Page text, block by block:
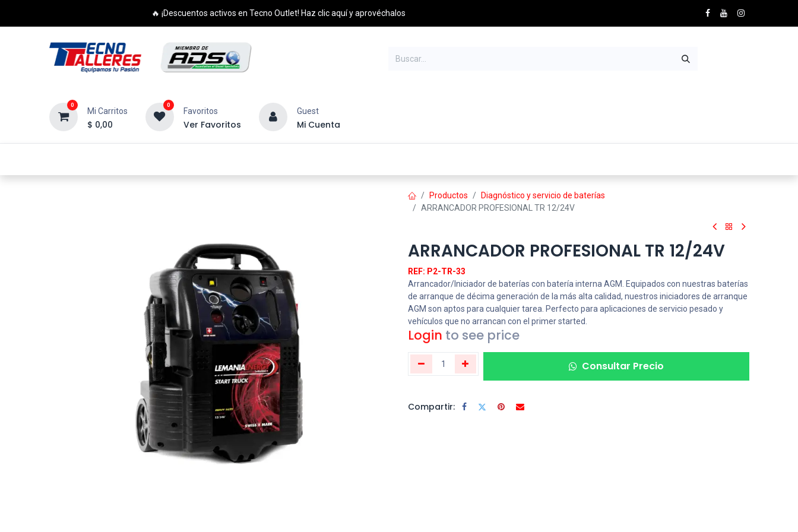
🔥 ¡Descuentos activos en Tecno Outlet! Haz clic aquí y aprovéchalos
0
Mi Carritos
$ 0,00
0
Favoritos
Ver Favoritos
Guest
Mi Cuenta
Productos
Diagnóstico y servicio de baterías
ARRANCADOR PROFESIONAL TR 12/24V
ARRANCADOR PROFESIONAL TR 12/24V
REF: P2-TR-33
Arrancador/Iniciador de baterías con batería interna AGM. Equipados con nuestras baterías
de arranque de décima generación de la más alta calidad, nuestros iniciadores de arranque
AGM son aptos para cualquier tarea. Perfecto para aplicaciones de servicio pesado y
vehículos que no arrancan con el primer started.
Login to see price
Consultar Precio
Compartir: